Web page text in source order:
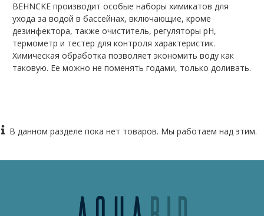
BEHNCKE производит особые наборы химикатов для
ухода за водой в бассейнах, включающие, кроме
дезинфектора, также очиститель, регуляторы рН,
термометр и тестер для контроля характеристик.
Химическая обработка позволяет экономить воду как
таковую. Ее можно не поменять годами, только доливать.
В данном разделе пока нет товаров. Мы работаем над этим.